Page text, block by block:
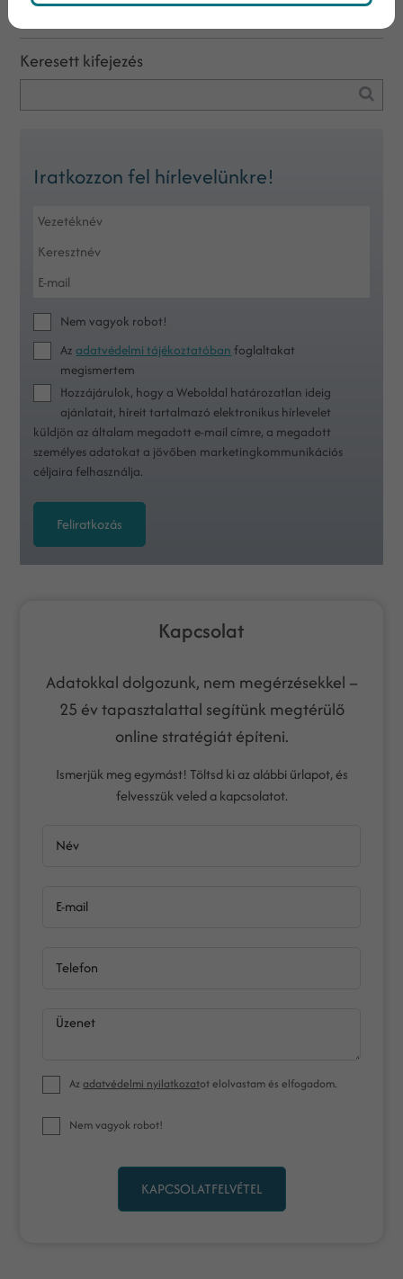
Keresett kifejezés
Iratkozzon fel hírlevelünkre!
Nem vagyok robot!
Azadatvédelmi tájékoztatóban foglaltakat
megismertem
Hozzájárulok, hogy a Weboldal határozatlan ideig
ajánlatait, híreit tartalmazó elektronikus hírlevelet
küldjön az általam megadott e-mail címre, a megadott
személyes adatokat a jövőben marketingkommunikációs
céljaira felhasználja.
Feliratkozás
Kapcsolat
Adatokkal dolgozunk, nem megérzésekkel –
25 év tapasztalattal segítünk megtérülő
online stratégiát építeni.
Ismerjük meg egymást! Töltsd ki az alábbi űrlapot, és
felvesszük veled a kapcsolatot.
Név
E-mail
Telefon
Üzenet
Azadatvédelmi nyilatkozatot elolvastam és elfogadom.
Nem vagyok robot!
KAPCSOLATFELVÉTEL